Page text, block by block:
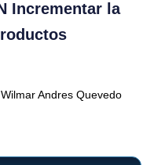
Incrementar la
Andres Quevedo